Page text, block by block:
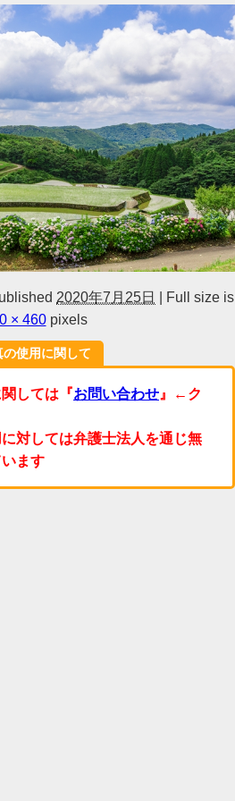
2020年7月25日
Full size is
× 460pixels
の使用に関して
しては『お問い合わせ 』←ク
対しては弁護士法人を通じ無
ます